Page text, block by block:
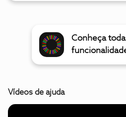
Conheça
Vídeos de ajuda